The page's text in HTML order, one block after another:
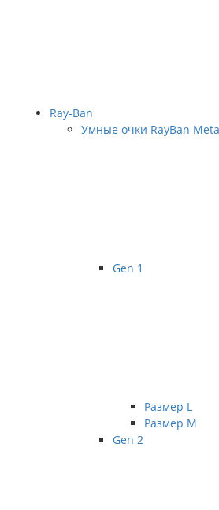
Ray-Ban
Умные очки RayBan
Gen 1
Размер L
Размер М
Gen 2